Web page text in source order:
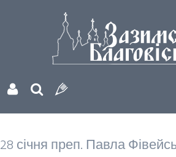
28 січня преп. Павла